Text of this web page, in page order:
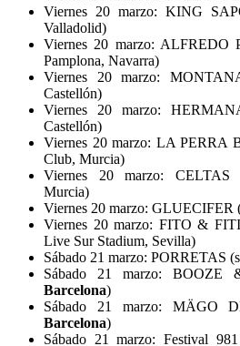
Viernes 20 marzo: KING
Valladolid)
Viernes 20 marzo: ALFREDO
Pamplona, Navarra)
Viernes 20 marzo:
Castellón)
Viernes 20 marzo:
Castellón)
Viernes 20 marzo: LA PERRA
Club, Murcia)
Viernes 20 marzo: CELTAS
Murcia)
Viernes 20 marzo: GLUECIFER
Viernes 20 marzo: FITO &
Live Sur Stadium, Sevilla)
Sábado 21 marzo: PORRETAS
Sábado 21 marzo: BOOZE
Barcelona)
Sábado 21 marzo: MÄGO
Barcelona)
Sábado 21 marzo: Festival